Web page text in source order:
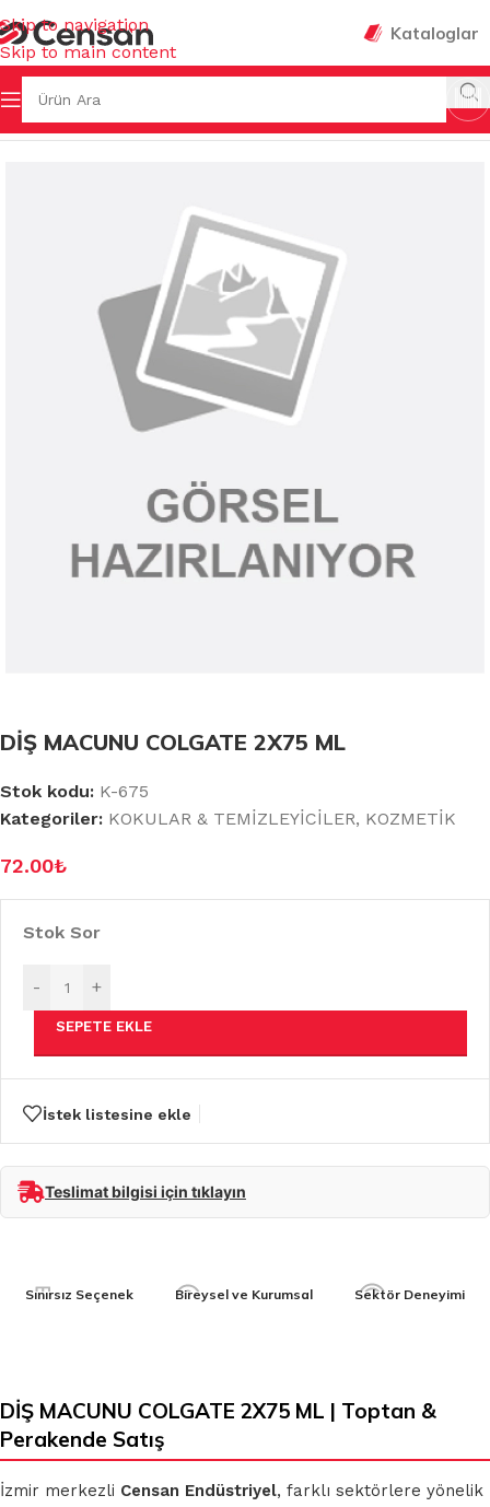
Skip to navigation
Skip to main content
Kataloglar
Ana Sayfa
DİŞ MACUNU COLGATE 2X75 ML
Stok kodu: K-675
Kategoriler: KOKULAR & TEMİZLEYİCİLER, KOZMETİK
72.00₺
Stok Sor
- +
SEPETE EKLE
İstek listesine ekle
Teslimat bilgisi için tıklayın
Sınırsız Seçenek Bireysel ve Kurumsal Sektör Deneyimi
DİŞ MACUNU COLGATE 2X75 ML | Toptan &
Perakende Satış
İzmir merkezli Censan Endüstriyel, farklı sektörlere yönelik